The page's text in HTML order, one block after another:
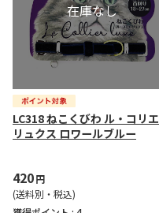
LC318 ねこくびわ ル・コリエ
リュクス ロワールブルー
420円
(送料別・税込)